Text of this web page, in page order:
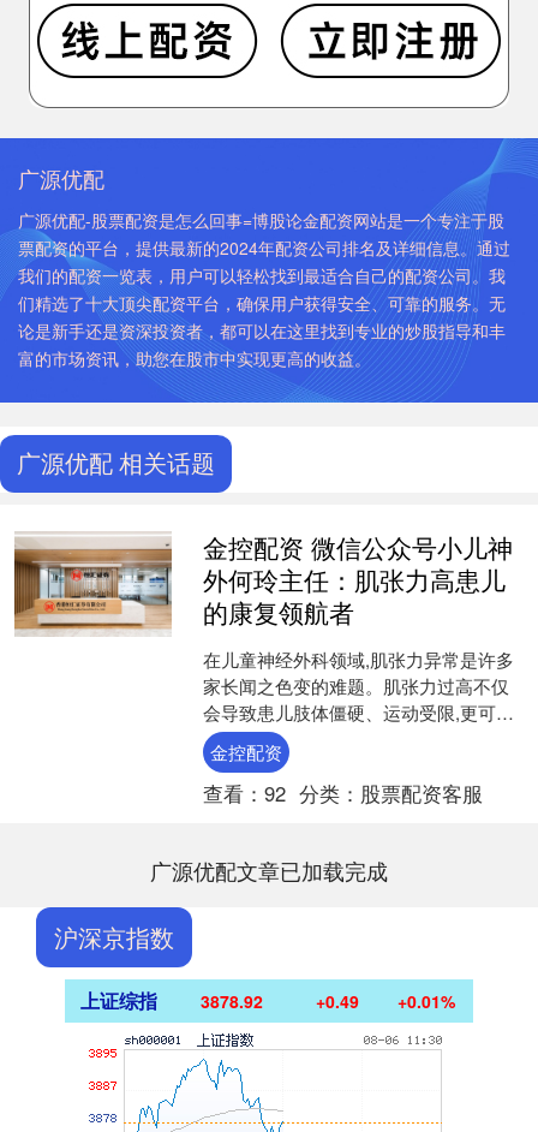
广源优配
广源优配-股票配资是怎么回事=博股论金配资网站是一个专注于股
票配资的平台，提供最新的2024年配资公司排名及详细信息。通过
我们的配资一览表，用户可以轻松找到最适合自己的配资公司。我
们精选了十大顶尖配资平台，确保用户获得安全、可靠的服务。无
论是新手还是资深投资者，都可以在这里找到专业的炒股指导和丰
富的市场资讯，助您在股市中实现更高的收益。
广源优配 相关话题
金控配资 微信公众号小儿神
外何玲主任：肌张力高患儿
的康复领航者
在儿童神经外科领域,肌张力异常是许多
家长闻之色变的难题。肌张力过高不仅
会导致患儿肢体僵硬、运动受限,更可能
引发关节畸形、发育迟缓等连锁反应。
而在微信公 众 号平....
金控配资
查看： 92 分类： 股票配资客服
广源优配文章已加载完成
沪深京指数
上证综指 3878.92 +0.49 +0.01%